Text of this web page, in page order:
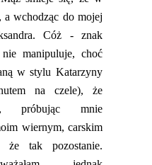
a wchodząc do mojej
Cóż - znak
manipuluje, choć
w stylu Katarzyny
na czele), że
próbując mnie
wiernym, carskim
że tak pozostanie.